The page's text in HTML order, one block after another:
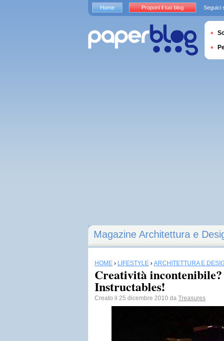
Magazine Architettura e
HOME › LIFESTYLE › ARCHITETTURA E
Creatività incontenibile?
Instructables!
Creato il 25 dicembre 2010 da Treasures
Home Proponi il tuo blog Seguici